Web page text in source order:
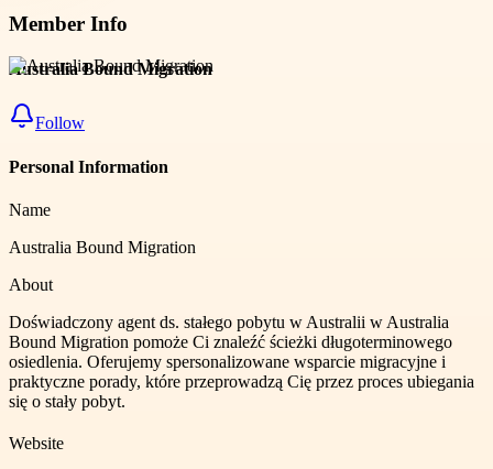
Member Info
Australia Bound Migration
Follow
Personal Information
Name
Australia Bound Migration
About
Doświadczony agent ds. stałego pobytu w Australii w Australia
Bound Migration pomoże Ci znaleźć ścieżki długoterminowego
osiedlenia. Oferujemy spersonalizowane wsparcie migracyjne i
praktyczne porady, które przeprowadzą Cię przez proces ubiegania
się o stały pobyt.
Website